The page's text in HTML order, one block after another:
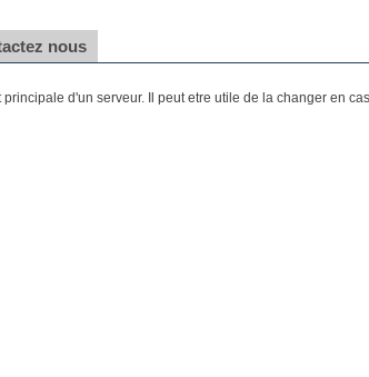
nous
principale d'un serveur. Il peut etre utile de la changer en